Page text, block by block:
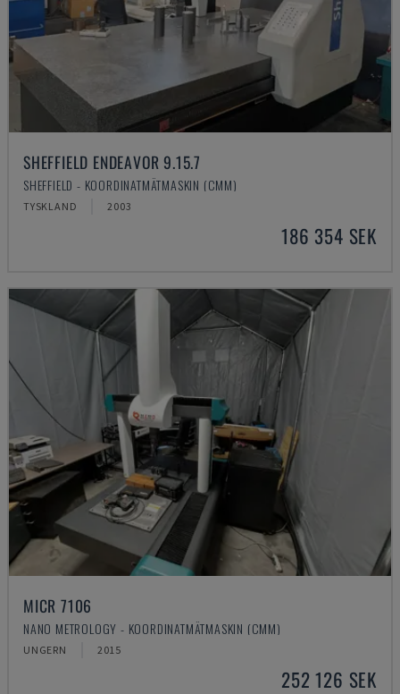
SHEFFIELD ENDEAVOR 9.15.7
SHEFFIELD - KOORDINATMÄTMASKIN (CMM)
TYSKLAND 2003
186 354 SEK
MICR 7106
NANO METROLOGY - KOORDINATMÄTMASKIN (CMM)
UNGERN 2015
252 126 SEK